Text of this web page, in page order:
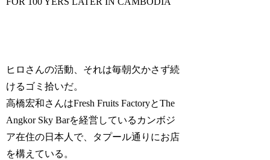
ヒロさんの活動、それは毎朝欠かさず続
けるゴミ拾いだ。
高橋宏和さんはFresh Fruits FactoryとThe
Angkor Sky Barを経営しているカンボジ
ア在住の日本人で、タプール通りにお店
を構えている。